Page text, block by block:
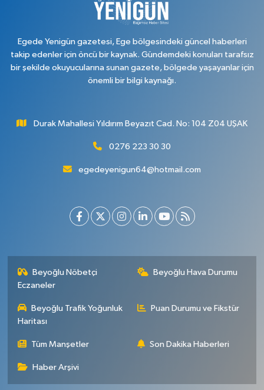
Egede Yenigün gazetesi, Ege bölgesindeki güncel haberleri
takip edenler için öncü bir kaynak. Gündemdeki konuları tarafsız
bir şekilde okuyucularına sunan gazete, bölgede yaşayanlar için
önemli bir bilgi kaynağı.
Durak Mahallesi Yıldırım Beyazıt Cad. No: 104 Z04 UŞAK
0276 223 30 30
egedeyenigun64@hotmail.com
Beyoğlu Nöbetçi
Eczaneler
Beyoğlu Hava Durumu
Beyoğlu Trafik Yoğunluk
Haritası
Puan Durumu ve Fikstür
Tüm Manşetler Son Dakika Haberleri
Haber Arşivi